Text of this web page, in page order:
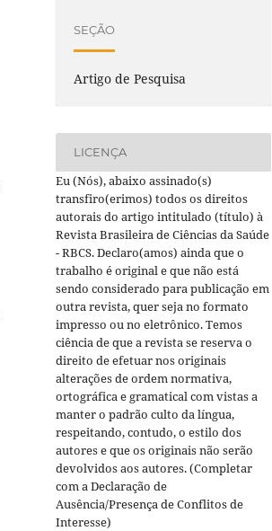
SEÇÃO
Artigo de Pesquisa
LICENÇA
Eu (Nós), abaixo assinado(s)
transfiro(erimos) todos os direitos
autorais do artigo intitulado (título) à
Revista Brasileira de Ciências da Saúde
- RBCS. Declaro(amos) ainda que o
trabalho é original e que não está
sendo considerado para publicação em
outra revista, quer seja no formato
impresso ou no eletrônico. Temos
ciência de que a revista se reserva o
direito de efetuar nos originais
alterações de ordem normativa,
ortográfica e gramatical com vistas a
manter o padrão culto da língua,
respeitando, contudo, o estilo dos
autores e que os originais não serão
devolvidos aos autores. (Completar
com a Declaração de
Ausência/Presença de Conflitos de
Interesse)